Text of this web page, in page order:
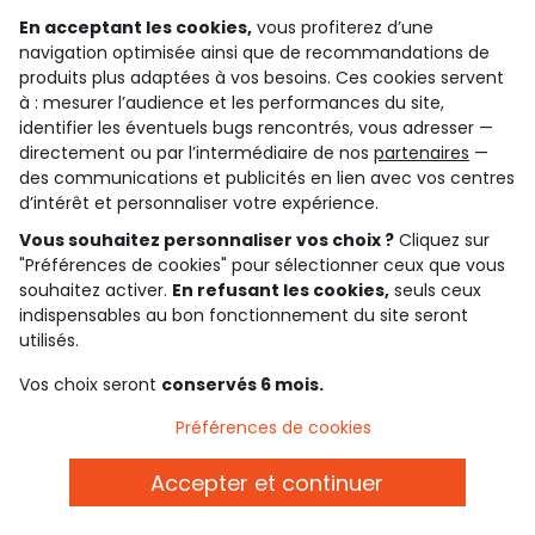
Chez Tape à l'Oeil, nous comprenons que les robes de
cérémonie sont bien plus que de simples vêtements
pour les adolescentes. Elles sont l'occasion de se sentir
uniques, confiantes et resplendissantes lors des
moments importants de la vie. C'est pourquoi nous
avons créé une collection de robes de cérémonie pour
adolescentes qui répond à leurs envies et affirme leur
style personnel.
Vous ne trouvez pas votre
bonheur dans la sélection de
robe de cérémonie pour ado ?
shopper une robe de soirée, ou juste un modèle fleuri
pour la vie de tous les jours, notre sélection pour ado
En acceptant les cookies, vous profiterez d’une
navigation optimisée ainsi que de recommandations de
produits plus adaptées à vos besoins. Ces cookies servent
à : mesurer l’audience et les performances du site,
identifier les éventuels bugs rencontrés, vous adresser —
directement ou par l’intermédiaire de nos partenaires —
des communications et publicités en lien avec vos centres
d’intérêt et personnaliser votre expérience.
Vous souhaitez personnaliser vos choix ? Cliquez sur
"Préférences de cookies" pour sélectionner ceux que vous
souhaitez activer. En refusant les cookies, seuls ceux
indispensables au bon fonctionnement du site seront
utilisés.
Vos choix seront conservés 6 mois.
Préférences de cookies
Accepter et continuer